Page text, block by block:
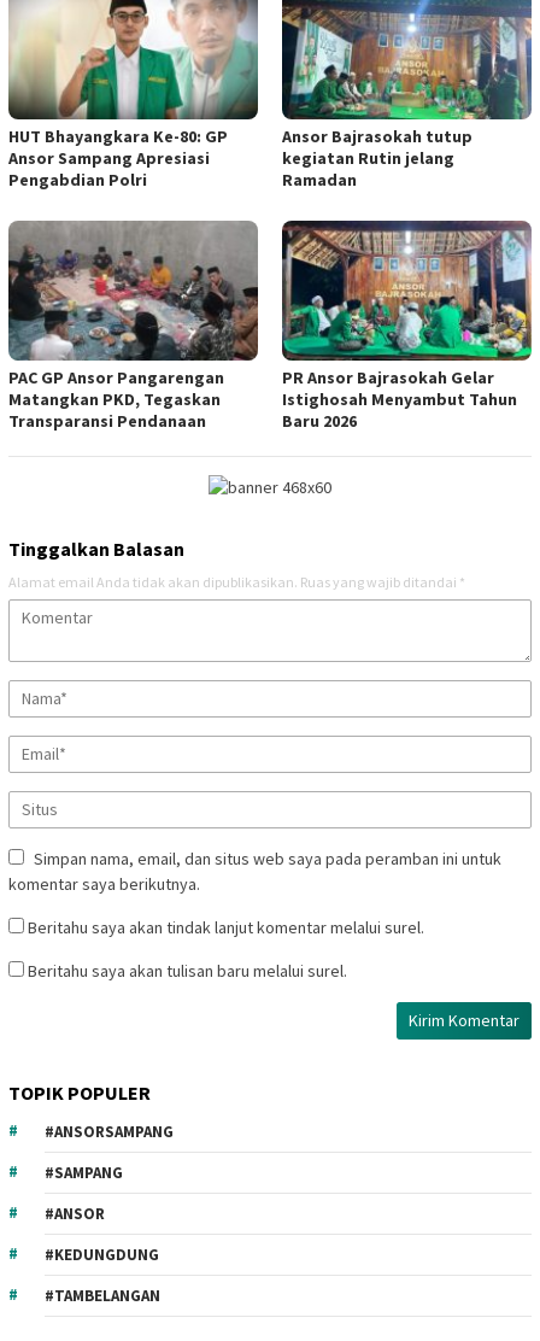
HUT Bhayangkara Ke-80: GP
Ansor Sampang Apresiasi
Pengabdian Polri
Ansor Bajrasokah tutup
kegiatan Rutin jelang
Ramadan
PAC GP Ansor Pangarengan
Matangkan PKD, Tegaskan
Transparansi Pendanaan
PR Ansor Bajrasokah Gelar
Istighosah Menyambut Tahun
Baru 2026
Tinggalkan Balasan
Alamat email Anda tidak akan dipublikasikan. Ruas yang wajib ditandai *
Simpan nama, email, dan situs web saya pada peramban ini untuk
komentar saya berikutnya.
Beritahu saya akan tindak lanjut komentar melalui surel.
Beritahu saya akan tulisan baru melalui surel.
TOPIK POPULER
#ANSORSAMPANG
#SAMPANG
#ANSOR
#KEDUNGDUNG
#TAMBELANGAN